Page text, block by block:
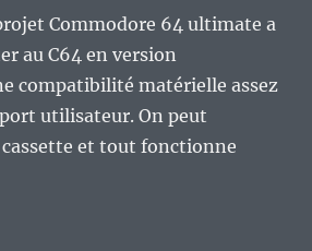
Commodore 64 ultimate a
au C64 en version
compatibilité matérielle assez
utilisateur. On peut
et tout fonctionne
Quand la technologie